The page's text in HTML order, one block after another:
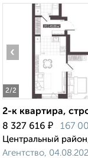
2/2
‹
2-к квартира,
8 327 616 ₽ 167
Центральный
Агентство,